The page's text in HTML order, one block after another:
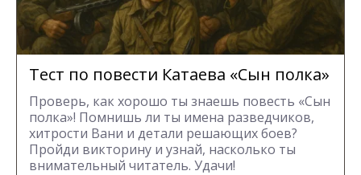
Тест по повести Катаева «Сын полка»
Проверь, как хорошо ты знаешь повесть «Сын
полка»! Помнишь ли ты имена разведчиков,
хитрости Вани и детали решающих боев?
Пройди викторину и узнай, насколько ты
внимательный читатель. Удачи!